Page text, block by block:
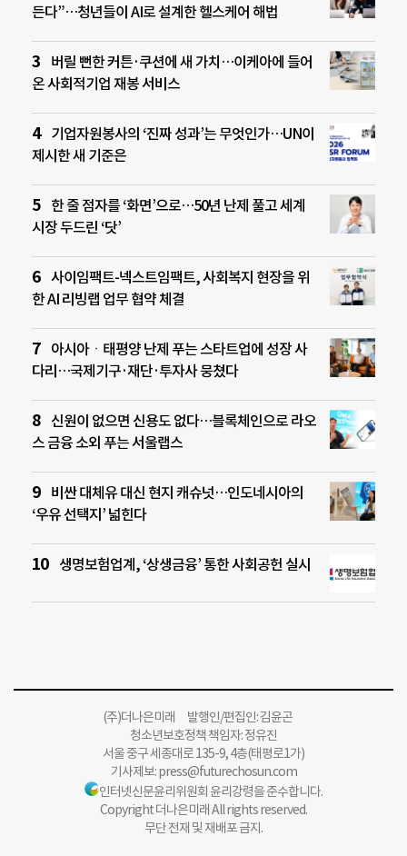
든다”…청년들이 AI로 설계한 헬스케어 해법
버릴 뻔한 커튼·쿠션에 새 가치…이케아에 들어
온 사회적기업 재봉 서비스
기업자원봉사의 ‘진짜 성과’는 무엇인가…UN이
제시한 새 기준은
한 줄 점자를 ‘화면’으로…50년 난제 풀고 세계
시장 두드린 ‘닷’
사이임팩트-넥스트임팩트, 사회복지 현장을 위
한 AI 리빙랩 업무 협약 체결
아시아ㆍ태평양 난제 푸는 스타트업에 성장 사
다리…국제기구·재단·투자사 뭉쳤다
신원이 없으면 신용도 없다…블록체인으로 라오
스 금융 소외 푸는 서울랩스
비싼 대체유 대신 현지 캐슈넛…인도네시아의
‘우유 선택지’ 넓힌다
생명보험업계, ‘상생금융’ 통한 사회공헌 실시
(주)더나은미래 발행인/편집인: 김윤곤
청소년보호정책 책임자: 정유진
서울 중구 세종대로 135-9, 4층(태평로1가)
기사제보:press@futurechosun.com
인터넷신문윤리위원회 윤리강령을 준수합니다.
Copyright 더나은미래 All rights reserved.
무단 전재 및 재배포 금지.